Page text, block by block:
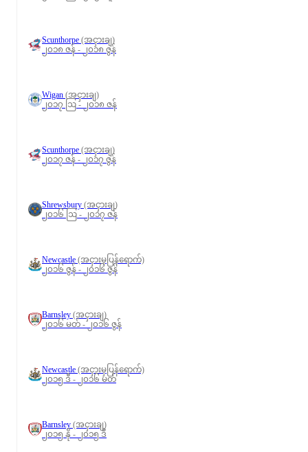
Scunthorpe (အငှားချ)
၂၀၁၈ ဇန် - ၂၀၁၈ ဇွန်
Wigan (အငှားချ)
၂၀၁၇ ဩ - ၂၀၁၈ ဇန်
Scunthorpe (အငှားချ)
၂၀၁၇ ဇန် - ၂၀၁၇ ဇွန်
Shrewsbury (အငှားချ)
၂၀၁၆ ဩ - ၂၀၁၇ ဇန်
Newcastle (အငှားမှပြန်ရောက်)
၂၀၁၆ ဇွန် - ၂၀၁၆ ဇွန်
Barnsley (အငှားချ)
၂၀၁၆ မတ် - ၂၀၁၆ ဇွန်
Newcastle (အငှားမှပြန်ရောက်)
၂၀၁၅ ဒီ - ၂၀၁၆ မတ်
Barnsley (အငှားချ)
၂၀၁၅ နို - ၂၀၁၅ ဒီ